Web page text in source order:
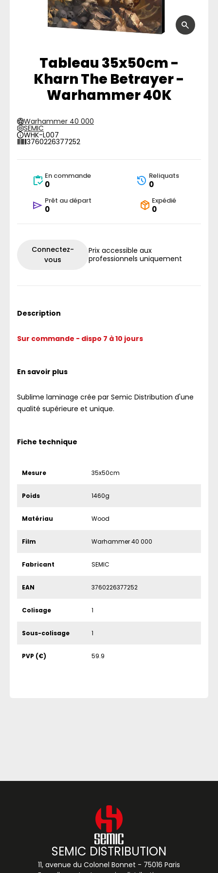
Tableau 35x50cm -
Kharn The Betrayer -
Warhammer 40K
Warhammer 40 000
SEMIC
WHK-L007
3760226377252
En commande
0
Reliquats
0
Prêt au départ
0
Expédié
0
Connectez-
vous
Prix accessible aux
professionnels uniquement
Description
Sur commande - dispo 7 à 10 jours
En savoir plus
Sublime laminage crée par Semic Distribution d'une
qualité supérieure et unique.
Fiche technique
Mesure 35x50cm
Poids 1460g
Matériau Wood
Film Warhammer 40 000
Fabricant SEMIC
EAN 3760226377252
Colisage 1
Sous-colisage 1
PVP (€) 59.9
SEMIC DISTRIBUTION
11, avenue du Colonel Bonnet - 75016 Paris